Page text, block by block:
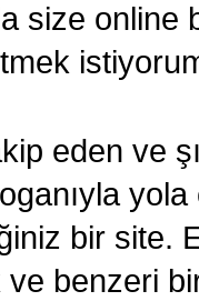
size online
eden ve
bir site.
benzeri